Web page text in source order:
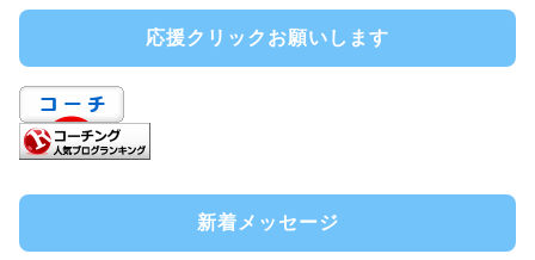
応援クリックお願いします
新着メッセージ